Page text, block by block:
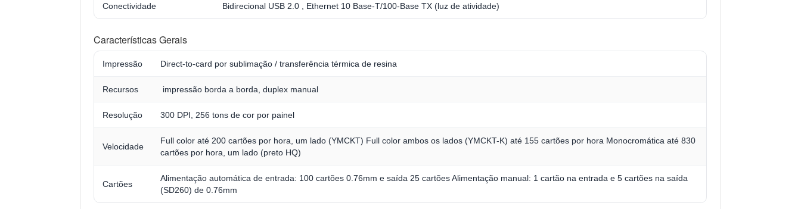
Conectividade Bidirecional USB 2.0 , Ethernet 10 Base-T/100-Base TX (luz de atividade)
Características Gerais
Impressão Direct-to-card por sublimação / transferência térmica de resina
Recursos impressão borda a borda, duplex manual
Resolução 300 DPI, 256 tons de cor por painel
Velocidade
Full color até 200 cartões por hora, um lado (YMCKT) Full color ambos os lados (YMCKT-K) até 155 cartões por hora Monocromática até 830
cartões por hora, um lado (preto HQ)
Cartões
Alimentação automática de entrada: 100 cartões 0.76mm e saída 25 cartões Alimentação manual: 1 cartão na entrada e 5 cartões na saída
(SD260) de 0.76mm